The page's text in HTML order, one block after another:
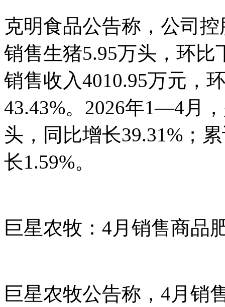
克明食品公告称，公司
销售生猪5.95万头，环比
销售收入4010.95万元，
43.43%。2026年1—4月
头，同比增长39.31%；
长1.59%。
巨星农牧：4月销售商品
巨星农牧公告称，4月销